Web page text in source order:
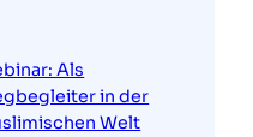
Als
in der
Welt